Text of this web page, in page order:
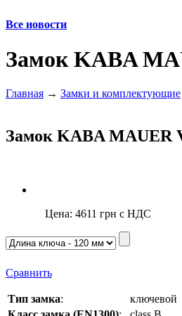
Все новости
Замок KABA
Главная → Замки и комплектующие
Замок KABA MAUER
Цена: 4611 грн с НДС
Сравнить
Тип замка:
ключевой